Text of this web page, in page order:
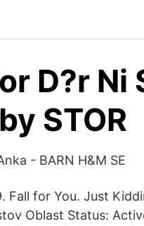
D?r Ni
STOR
- BARN H&M SE
Fall for You. Just
Oblast Status: